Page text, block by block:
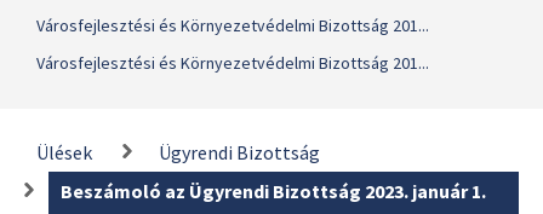
Városfejlesztési és Környezetvédelmi Bizottság 201...
Városfejlesztési és Környezetvédelmi Bizottság 201...
Ülések
Ügyrendi Bizottság
Beszámoló az Ügyrendi Bizottság 2023. január 1.